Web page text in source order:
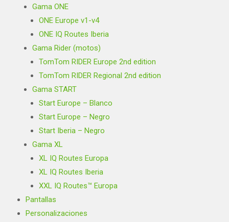
Gama ONE
ONE Europe v1-v4
ONE IQ Routes Iberia
Gama Rider (motos)
TomTom RIDER Europe 2nd edition
TomTom RIDER Regional 2nd edition
Gama START
Start Europe – Blanco
Start Europe – Negro
Start Iberia – Negro
Gama XL
XL IQ Routes Europa
XL IQ Routes Iberia
XXL IQ Routes™ Europa
Pantallas
Personalizaciones